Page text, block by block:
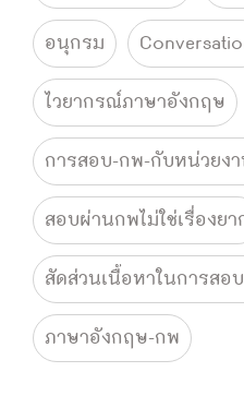
อนุกรม
ไวยากรณ์ภาษาอังกฤษ
การสอบ-กพ-กับหน่วยง
สอบผ่านกพไม่ใช่เรื่องยา
สัดส่วนเนื้อหาในการสอ
ภาษาอังกฤษ-กพ